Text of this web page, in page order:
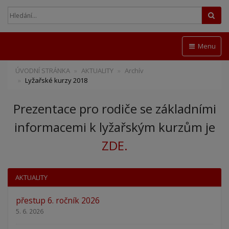
Menu
ÚVODNÍ STRÁNKA AKTUALITY
Archív
Lyžařské kurzy 2018
Prezentace pro rodiče se základními
informacemi k lyžařským kurzům je
ZDE.
AKTUALITY
přestup 6. ročník 2026
5. 6. 2026